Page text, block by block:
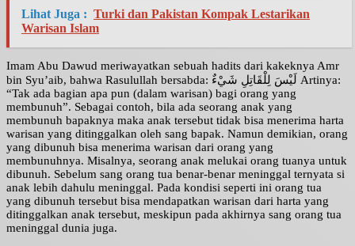
Lihat Juga : Turki dan Pakistan Kompak Lestarikan
Warisan Islam
Imam Abu Dawud meriwayatkan sebuah hadits dari kakeknya Amr
bin Syu’aib, bahwa Rasulullah bersabda: لَيْسَ لِلْقَاتِلِ شَيْءٌ Artinya:
“Tak ada bagian apa pun (dalam warisan) bagi orang yang
membunuh”. Sebagai contoh, bila ada seorang anak yang
membunuh bapaknya maka anak tersebut tidak bisa menerima harta
warisan yang ditinggalkan oleh sang bapak. Namun demikian, orang
yang dibunuh bisa menerima warisan dari orang yang
membunuhnya. Misalnya, seorang anak melukai orang tuanya untuk
dibunuh. Sebelum sang orang tua benar-benar meninggal ternyata si
anak lebih dahulu meninggal. Pada kondisi seperti ini orang tua
yang dibunuh tersebut bisa mendapatkan warisan dari harta yang
ditinggalkan anak tersebut, meskipun pada akhirnya sang orang tua
meninggal dunia juga.